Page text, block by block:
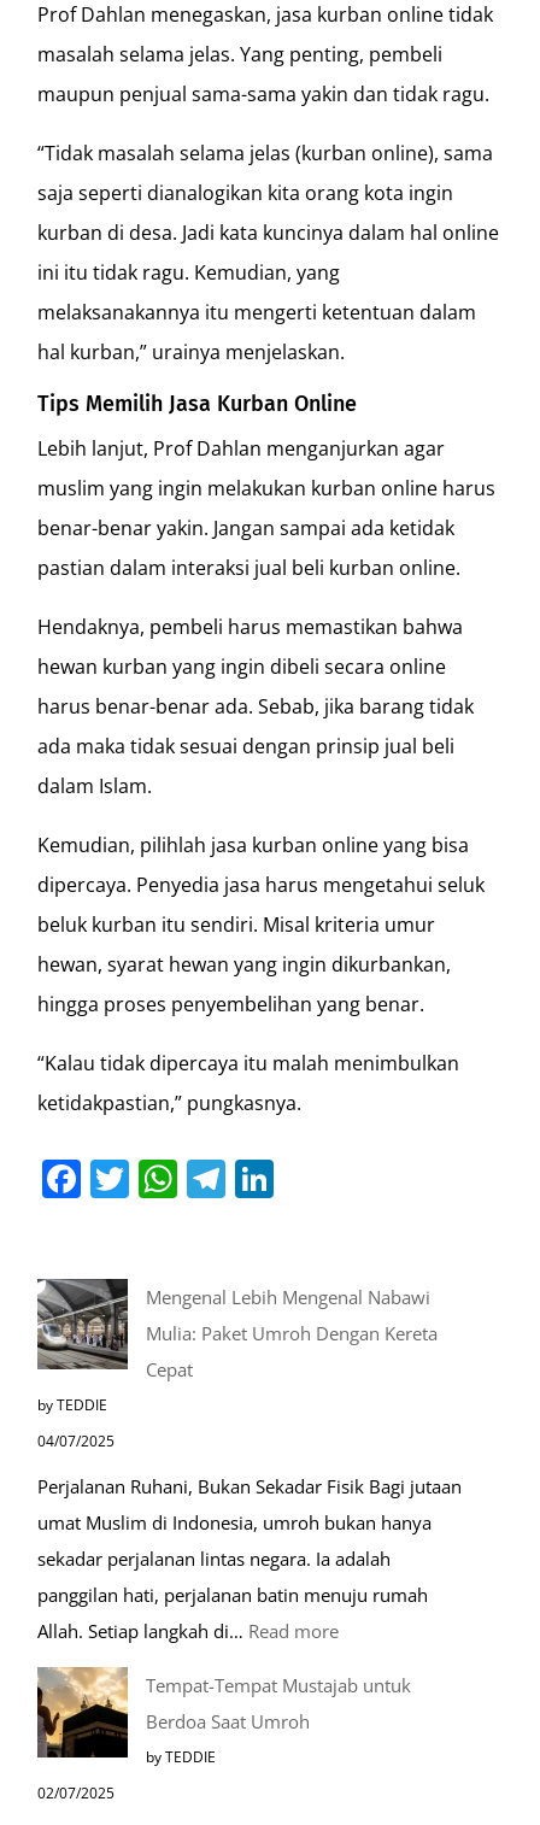
Prof Dahlan menegaskan, jasa kurban online tidak
masalah selama jelas. Yang penting, pembeli
maupun penjual sama-sama yakin dan tidak ragu.
“Tidak masalah selama jelas (kurban online), sama
saja seperti dianalogikan kita orang kota ingin
kurban di desa. Jadi kata kuncinya dalam hal online
ini itu tidak ragu. Kemudian, yang
melaksanakannya itu mengerti ketentuan dalam
hal kurban,” urainya menjelaskan.
Tips Memilih Jasa Kurban Online
Lebih lanjut, Prof Dahlan menganjurkan agar
muslim yang ingin melakukan kurban online harus
benar-benar yakin. Jangan sampai ada ketidak
pastian dalam interaksi jual beli kurban online.
Hendaknya, pembeli harus memastikan bahwa
hewan kurban yang ingin dibeli secara online
harus benar-benar ada. Sebab, jika barang tidak
ada maka tidak sesuai dengan prinsip jual beli
dalam Islam.
Kemudian, pilihlah jasa kurban online yang bisa
dipercaya. Penyedia jasa harus mengetahui seluk
beluk kurban itu sendiri. Misal kriteria umur
hewan, syarat hewan yang ingin dikurbankan,
hingga proses penyembelihan yang benar.
“Kalau tidak dipercaya itu malah menimbulkan
ketidakpastian,” pungkasnya.
Facebook
Twitter
WhatsApp
Telegram
Mengenal Lebih Mengenal Nabawi
Mulia: Paket Umroh Dengan Kereta
Cepat
by TEDDIE
04/07/2025
Perjalanan Ruhani, Bukan Sekadar Fisik Bagi jutaan
umat Muslim di Indonesia, umroh bukan hanya
sekadar perjalanan lintas negara. Ia adalah
panggilan hati, perjalanan batin menuju rumah
Allah. Setiap langkah di… Read more:
Tempat-Tempat Mustajab untuk
Berdoa Saat Umroh
by TEDDIE
02/07/2025